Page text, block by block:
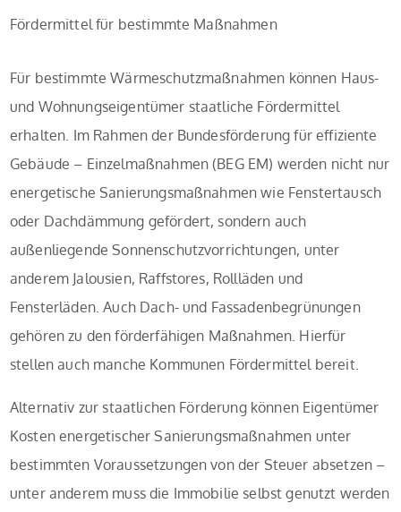
Fördermittel für bestimmte Maßnahmen
Für bestimmte Wärmeschutzmaßnahmen können Haus-
und Wohnungseigentümer staatliche Fördermittel
erhalten. Im Rahmen der Bundesförderung für effiziente
Gebäude – Einzelmaßnahmen (BEG EM) werden nicht nur
energetische Sanierungsmaßnahmen wie Fenstertausch
oder Dachdämmung gefördert, sondern auch
außenliegende Sonnenschutzvorrichtungen, unter
anderem Jalousien, Raffstores, Rollläden und
Fensterläden. Auch Dach- und Fassadenbegrünungen
gehören zu den förderfähigen Maßnahmen. Hierfür
stellen auch manche Kommunen Fördermittel bereit.
Alternativ zur staatlichen Förderung können Eigentümer
Kosten energetischer Sanierungsmaßnahmen unter
bestimmten Voraussetzungen von der Steuer absetzen –
unter anderem muss die Immobilie selbst genutzt werden